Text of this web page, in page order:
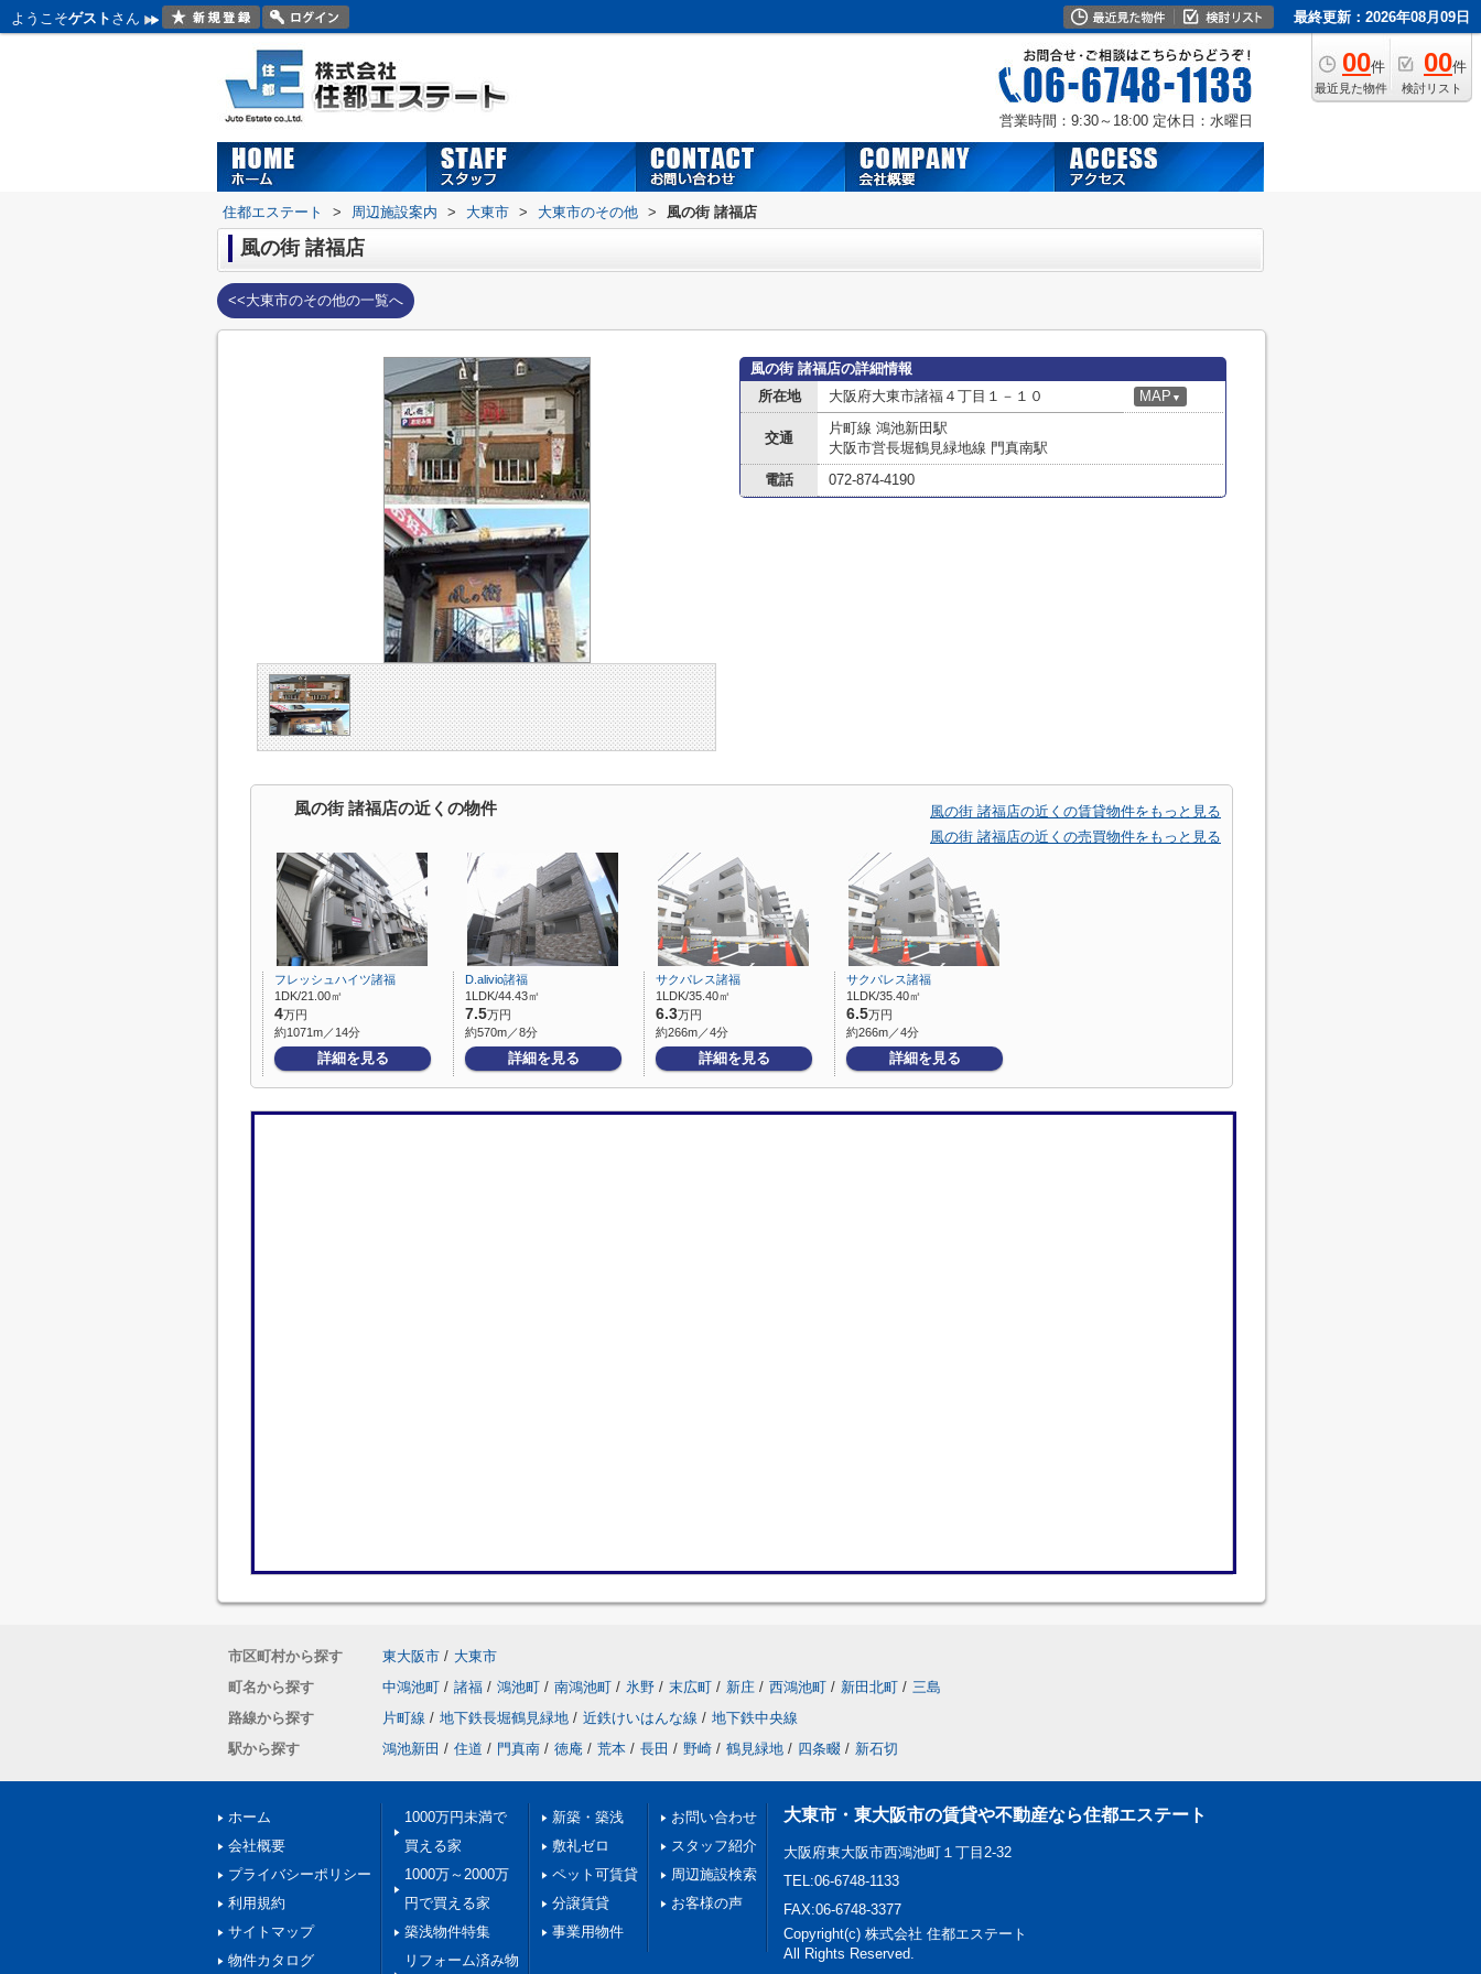
ようこそゲスト さん 最終更新：2026年08月09日
00件
最近見た物件
00件
検討リスト
営業時間：9:30～18:00 定休日：水曜日
住都エステート > 周辺施設案内 > 大東市 > 大東市のその他 > 風の街 諸福店
風の街 諸福店
<<大東市のその他の一覧へ
風の街 諸福店の詳細情報
所在地
大阪府大東市諸福４丁目１－１０ MAP ▼
交通
片町線 鴻池新田駅
大阪市営長堀鶴見緑地線 門真南駅
電話
072-874-4190
風の街 諸福店の近くの物件
風の街 諸福店の近くの賃貸物件をもっと見る
風の街 諸福店の近くの売買物件をもっと見る
フレッシュハイツ諸福
1DK/21.00㎡
4万円
約1071m／14分
詳細を見る
D.alivio諸福
1LDK/44.43㎡
7.5万円
約570m／8分
詳細を見る
サクパレス諸福
1LDK/35.40㎡
6.3万円
約266m／4分
詳細を見る
サクパレス諸福
1LDK/35.40㎡
6.5万円
約266m／4分
詳細を見る
市区町村から探す 東大阪市 / 大東市
町名から探す
中鴻池町 / 諸福 / 鴻池町 / 南鴻池町 / 氷野 / 末広町 / 新庄 / 西鴻池町 / 新田北町 / 三島
路線から探す
片町線 / 地下鉄長堀鶴見緑地 / 近鉄けいはんな線 / 地下鉄中央線
駅から探す
鴻池新田 / 住道 / 門真南 / 徳庵 / 荒本 / 長田 / 野崎 / 鶴見緑地 / 四条畷 / 新石切
ホーム
会社概要
プライバシーポリシー
利用規約
サイトマップ
物件カタログ
1000万円未満で
買える家
1000万～2000万
円で買える家
築浅物件特集
リフォーム済み物
新築・築浅
敷礼ゼロ
ペット可賃貸
分譲賃貸
事業用物件
お問い合わせ
スタッフ紹介
周辺施設検索
お客様の声
大東市・東大阪市の賃貸や不動産なら住都エステート
大阪府東大阪市西鴻池町１丁目2-32
TEL:06-6748-1133
FAX:06-6748-3377
Copyright(c) 株式会社 住都エステート
All Rights Reserved.